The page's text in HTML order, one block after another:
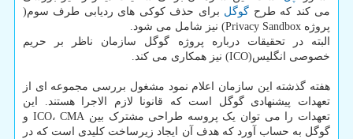
می کند که طرح گوگل برای حذف کوکی های ردیابی طرف سوم(
پروژه Privacy Sandbox) نیز شامل می شود.
البته در تحقیقات درباره پروژه گوگل سازمان ناظر بر حریم
خصوصی انگلیس(ICO) نیز همکاری می کند.
هفته گذشته این سازمان اعلام نمود مشغول بررسی مجموعه ای از
تعهدات پیشنهادی گوگل است که قانونا لازم الاجرا هستند. این
تعهدات را می توان یک پروسه طراحی مشترک بین ICO، CMA و
گوگل به حساب آورد که هدف آن ایجاد زیرساخت کلیدی است که در